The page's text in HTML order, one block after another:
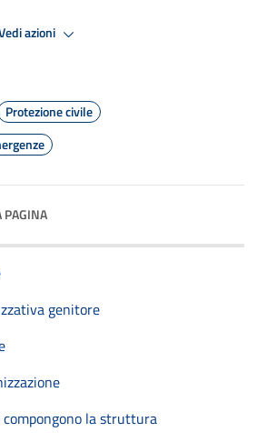
azioni
Protezione civile
PAGINA
genitore
compongono la struttura